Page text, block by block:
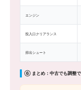
エンジン
投入口クリアランス
排出シュート
⑥ まとめ：中古でも調整